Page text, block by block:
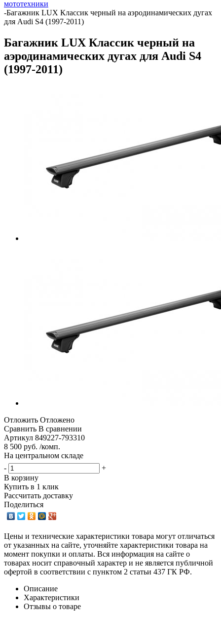
мототехники
-Багажник LUX Классик черный на аэродинамических дугах
для Audi S4 (1997-2011)
Багажник LUX Классик черный на
аэродинамических дугах для Audi S4
(1997-2011)
Отложить Отложено
Сравнить В сравнении
Артикул 849227-793310
8 500 руб. /комп.
На центральном складе
-
+
В корзину
Купить в 1 клик
Рассчитать доставку
Поделиться
Цены и технические характеристики товара могут отличаться
от указанных на сайте, уточняйте характеристики товара на
момент покупки и оплаты. Вся информация на сайте о
товарах носит справочный характер и не является публичной
офертой в соответствии с пунктом 2 статьи 437 ГК РФ.
Описание
Характеристики
Отзывы о товаре